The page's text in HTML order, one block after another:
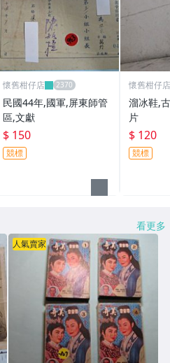
懷舊柑仔店
民國44年,國軍,屏東師管
區,文獻
$ 150
競標
懷舊柑仔店
溜冰鞋,
片
$ 120
競標
看更多
人氣賣家